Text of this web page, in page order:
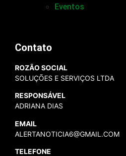
Eventos
Contato
ROZÃO SOCIAL
SOLUÇÕES E SERVIÇOS LTDA
RESPONSÁVEL
ADRIANA DIAS
EMAIL
ALERTANOTICIA6@GMAIL.COM
TELEFONE